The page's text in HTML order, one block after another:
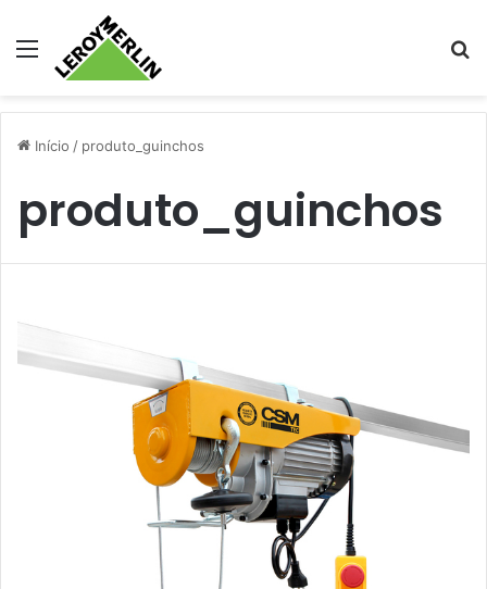
Menu
Início / produto_guinchos
produto_guinchos